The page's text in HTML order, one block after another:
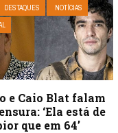
DESTAQUES
NOTÍCIAS
e Caio Blat falam
‘Ela está de
que em 64’